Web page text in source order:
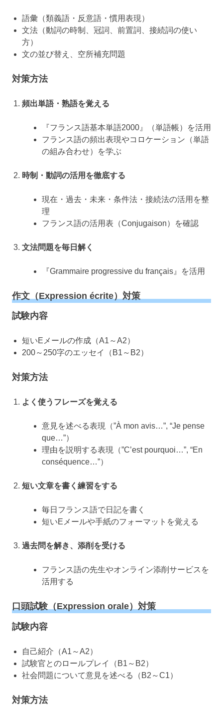
語彙（類義語・反意語・慣用表現）
文法（動詞の時制、冠詞、前置詞、接続詞の使い
方）
文の並び替え、空所補充問題
対策方法
頻出単語・熟語を覚える
『フランス語基本単語2000』（単語帳）を活用
フランス語の頻出表現やコロケーション（単語
の組み合わせ）を学ぶ
時制・動詞の活用を徹底する
現在・過去・未来・条件法・接続法の活用を整
理
フランス語の活用表（Conjugaison）を確認
文法問題を毎日解く
『Grammaire progressive du français』を活用
作文（Expression écrite）対策
試験内容
短いEメールの作成（A1～A2）
200～250字のエッセイ（B1～B2）
対策方法
よく使うフレーズを覚える
意見を述べる表現（”À mon avis…”, “Je pense
que…”）
理由を説明する表現（”C’est pourquoi…”, “En
conséquence…”）
短い文章を書く練習をする
毎日フランス語で日記を書く
短いEメールや手紙のフォーマットを覚える
過去問を解き、添削を受ける
フランス語の先生やオンライン添削サービスを
活用する
口頭試験（Expression orale）対策
試験内容
自己紹介（A1～A2）
試験官とのロールプレイ（B1～B2）
社会問題について意見を述べる（B2～C1）
対策方法